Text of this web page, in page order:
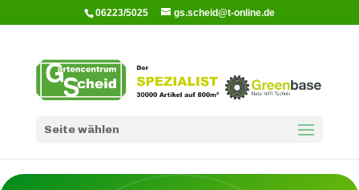
06223/5025 gs.scheid@t-online.de
Seite wählen